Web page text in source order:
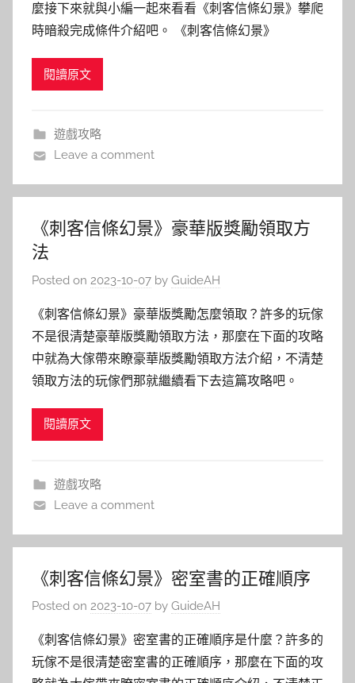
麼接下來就與小編一起來看看《刺客信條幻景》攀爬
時暗殺完成條件介紹吧。 《刺客信條幻景》
閱讀原文
遊戲攻略
Leave a comment
《刺客信條幻景》豪華版獎勵領取方
法
Posted on 2023-10-07 by GuideAH
《刺客信條幻景》豪華版獎勵怎麼領取？許多的玩傢
不是很清楚豪華版獎勵領取方法，那麼在下面的攻略
中就為大傢帶來瞭豪華版獎勵領取方法介紹，不清楚
領取方法的玩傢們那就繼續看下去這篇攻略吧。
閱讀原文
遊戲攻略
Leave a comment
《刺客信條幻景》密室書的正確順序
Posted on 2023-10-07 by GuideAH
《刺客信條幻景》密室書的正確順序是什麼？許多的
玩傢不是很清楚密室書的正確順序，那麼在下面的攻